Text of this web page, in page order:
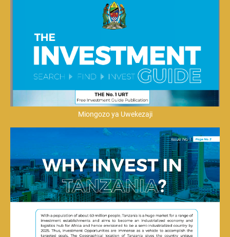
Miongozo ya Uwekezaji